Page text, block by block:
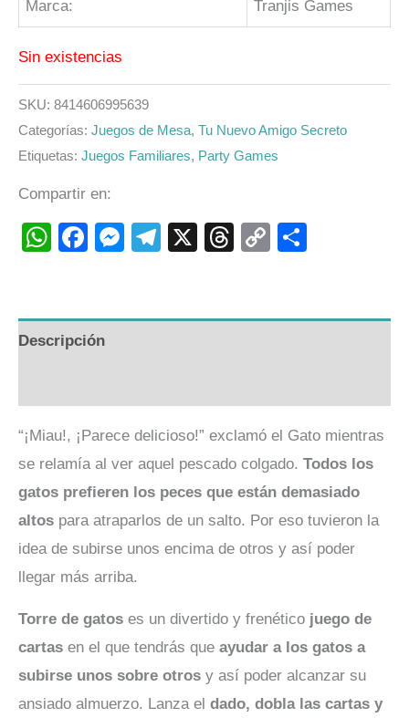
Marca: Tranjis Games
Sin existencias
SKU: 8414606995639
Categorías: Juegos de Mesa, Tu Nuevo Amigo Secreto
Etiquetas: Juegos Familiares, Party Games
Compartir en:
WhatsApp
Facebook
Messenger
Telegram
X Threads
Copy
Descripción
“¡Miau!, ¡Parece delicioso!” exclamó el Gato mientras
se relamía al ver aquel pescado colgado. Todos los
gatos prefieren los peces que están demasiado
altos para atraparlos de un salto. Por eso tuvieron la
idea de subirse unos encima de otros y así poder
llegar más arriba.
Torre de gatos es un divertido y frenético juego de
cartas en el que tendrás que ayudar a los gatos a
subirse unos sobre otros y así poder alcanzar su
ansiado almuerzo. Lanza el dado, dobla las cartas y